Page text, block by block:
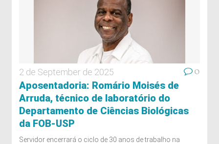
2 de September de 2025 0
Aposentadoria: Romário Moisés de
Arruda, técnico de laboratório do
Departamento de Ciências Biológicas
da FOB-USP
Servidor encerrará o ciclo de 30 anos de trabalho na